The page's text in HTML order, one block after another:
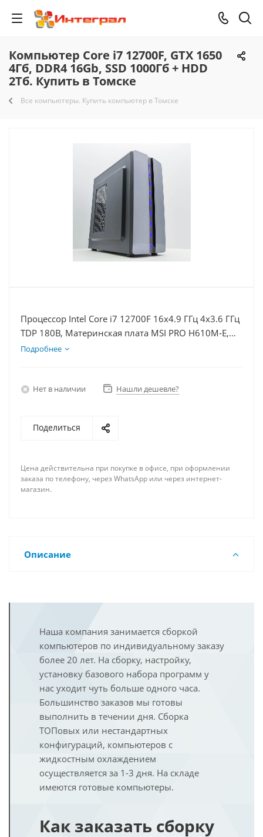
Компьютер Core i7 12700F, GTX 1650
4Гб, DDR4 16Gb, SSD 1000Гб + HDD
2Тб. Купить в Томске
Все компьютеры. Купить компьютер в Томске
Процессор Intel Core i7 12700F 16x4.9 ГГц 4x3.6 ГГц
TDP 180В, Материнская плата MSI PRO H610M-E,
Видеокарта GTX 1650 4Гб, Память DDR4 16Gb,
Подробнее
Нет в наличии Нашли дешевле?
Поделиться
Цена действительна при покупке в офисе, при оформлении
заказа по телефону, через WhatsApp или через интернет-
магазин.
Описание
Наша компания занимается сборкой
компьютеров по индивидуальному заказу
более 20 лет. На сборку, настройку,
установку базового набора программ у
нас уходит чуть больше одного часа.
Большинство заказов мы готовы
выполнить в течении дня. Сборка
ТОПовых или нестандартных
конфигураций, компьютеров с
жидкостным охлаждением
осуществляется за 1-3 дня. На складе
имеются готовые компьютеры.
Как заказать сборку